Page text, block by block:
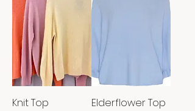
Knit Top Elderflower Top